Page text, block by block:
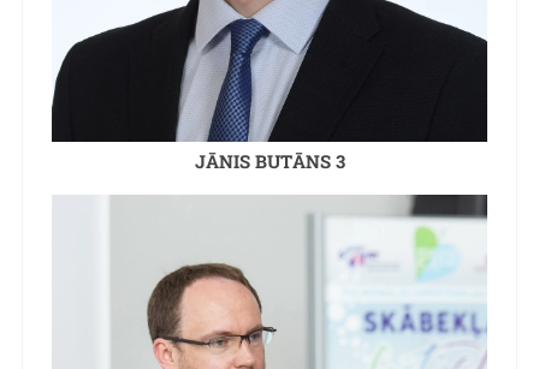
JĀNIS BUTĀNS 3